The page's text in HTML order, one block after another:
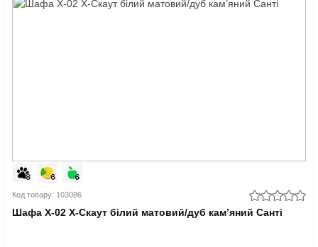
Код товару: 103086
Шафа Х-02 X-Скаут білий матовий/дуб кам’яний Санті